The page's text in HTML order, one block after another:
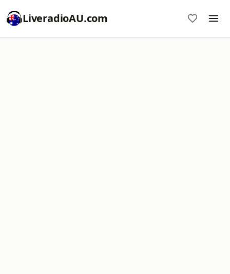
LiveradioAU.com